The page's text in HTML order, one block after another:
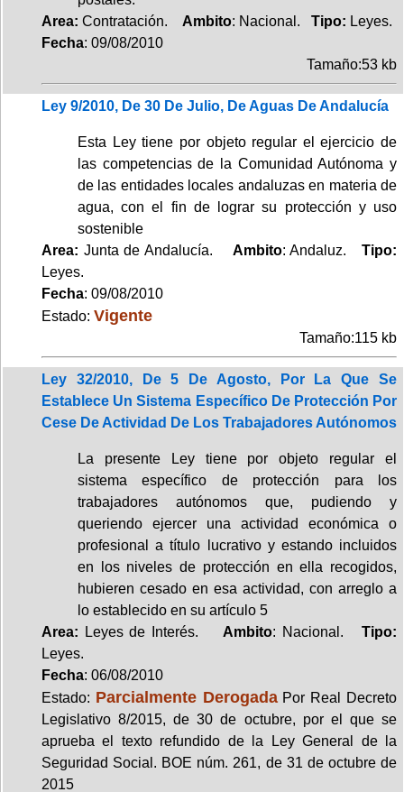
Area: Contratación. Ambito: Nacional. Tipo: Leyes.
Fecha: 09/08/2010
Tamaño:53 kb
Ley 9/2010, De 30 De Julio, De Aguas De Andalucía
Esta Ley tiene por objeto regular el ejercicio de
las competencias de la Comunidad Autónoma y
de las entidades locales andaluzas en materia de
agua, con el fin de lograr su protección y uso
sostenible
Area: Junta de Andalucía. Ambito: Andaluz.Tipo:
Leyes.
Fecha: 09/08/2010
Estado: Vigente
Tamaño:115 kb
Ley 32/2010, De 5 De Agosto, Por La Que Se
Establece Un Sistema Específico De Protección Por
Cese De Actividad De Los Trabajadores Autónomos
La presente Ley tiene por objeto regular el
sistema específico de protección para los
trabajadores autónomos que, pudiendo y
queriendo ejercer una actividad económica o
profesional a título lucrativo y estando incluidos
en los niveles de protección en ella recogidos,
hubieren cesado en esa actividad, con arreglo a
lo establecido en su artículo 5
Area: Leyes de Interés. Ambito: Nacional.Tipo:
Leyes.
Fecha: 06/08/2010
Estado: Parcialmente DerogadaPor Real Decreto
Legislativo 8/2015, de 30 de octubre, por el que se
aprueba el texto refundido de la Ley General de la
Seguridad Social. BOE núm. 261, de 31 de octubre de
2015